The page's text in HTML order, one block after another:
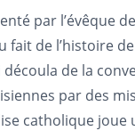
par l’évêque
fait de l’histoire
de la
par des
catholique joue